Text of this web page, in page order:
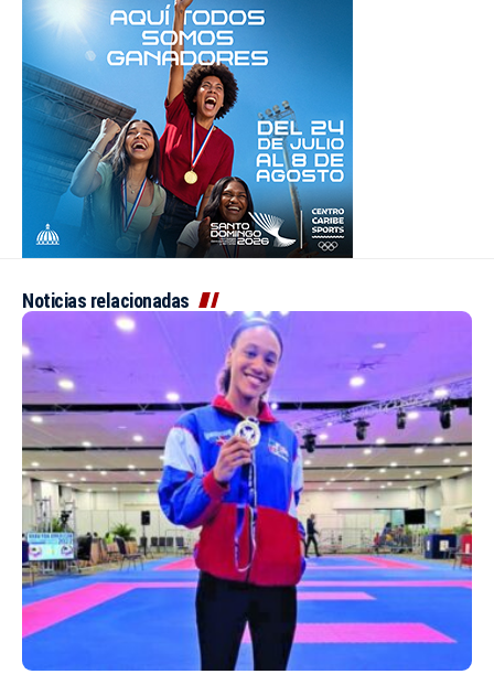
Noticias relacionadas